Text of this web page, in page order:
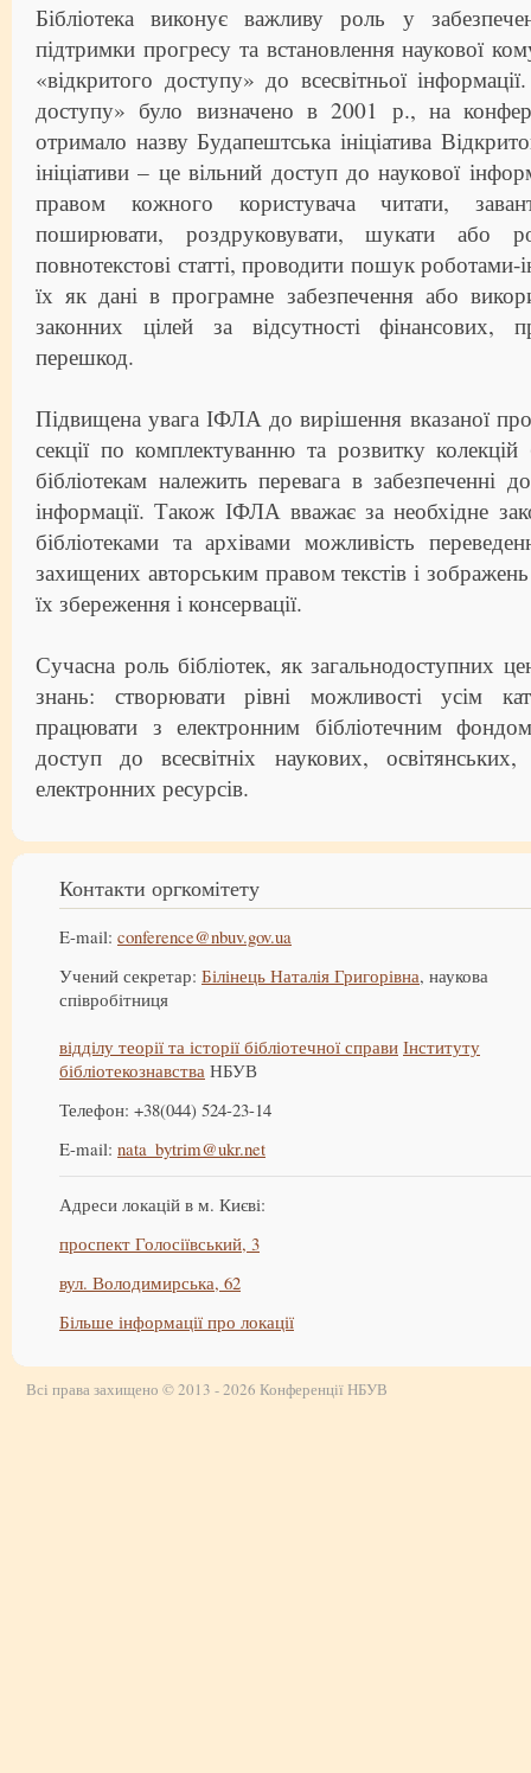
Бібліотека виконує важливу роль у
підтримки прогресу та встановлення наукової
«відкритого доступу» до всесвітньої
доступу» було визначено в 2001 р., на
отримало назву Будапештська ініціатива
ініціативи – це вільний доступ до наукової
правом кожного користувача читати,
поширювати, роздруковувати, шукати або
повнотекстові статті, проводити пошук роботами-
їх як дані в програмне забезпечення або
законних цілей за відсутності фінансових,
перешкод.
Підвищена увага ІФЛА до вирішення вказаної
секції по комплектуванню та розвитку
бібліотекам належить перевага в забезпеченні
інформації. Також ІФЛА вважає за необхідне
бібліотеками та архівами можливість
захищених авторським правом текстів і
їх збереження і консервації.
Сучасна роль бібліотек, як загальнодоступних
знань: створювати рівні можливості усім
працювати з електронним бібліотечним
доступ до всесвітніх наукових,
електронних ресурсів.
Контакти оргкомітету
E-mail: conference@nbuv.gov.ua
Учений секретар: Білінець Наталія Григорівна, наукова
співробітниця
відділу теорії та історії бібліотечної справи Інституту
бібліотекознавства НБУВ
Телефон: +38(044) 524-23-14
E-mail: nata_bytrim@ukr.net
Адреси локацій в м. Києві:
проспект Голосіївський, 3
вул. Володимирська, 62
Більше інформації про локації
Всі права захищено © 2013 - 2026 Конференції НБУВ